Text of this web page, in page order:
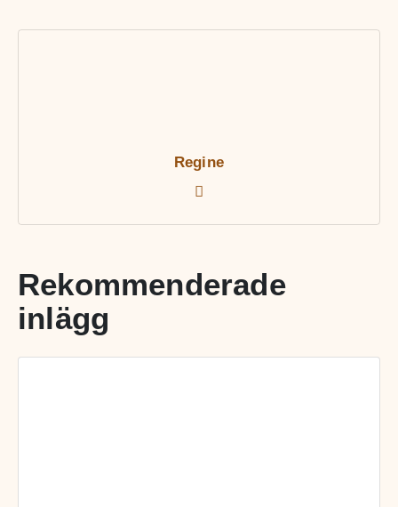
Regine
Rekommenderade
inlägg